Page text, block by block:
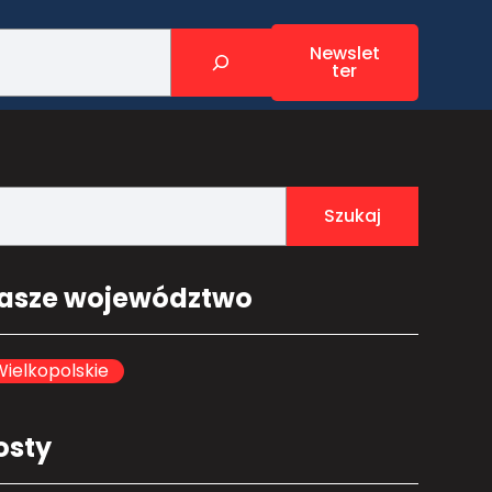
Newslet
ter
Szukaj
województwo